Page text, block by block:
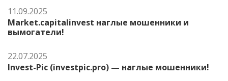
11.09.2025
Market.capitalinvest наглые мошенники и
вымогатели!
22.07.2025
Invest-Pic (investpic.pro) — наглые мошенники!